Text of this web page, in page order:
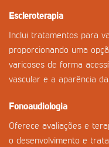
Escleroterapia
Inclui tratamentos para
proporcionando uma
varicoses de forma
vascular e a aparência
Fonoaudiologia
Oferece avaliações e
o desenvolvimento e